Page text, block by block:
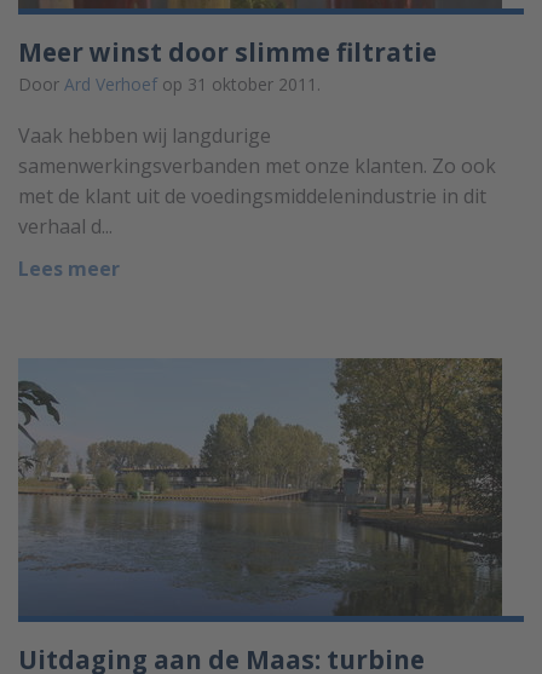
Meer winst door slimme filtratie
Door Ard Verhoef op 31 oktober 2011.
Vaak hebben wij langdurige
samenwerkingsverbanden met onze klanten. Zo ook
met de klant uit de voedingsmiddelenindustrie in dit
verhaal d...
Lees meer
Uitdaging aan de Maas: turbine